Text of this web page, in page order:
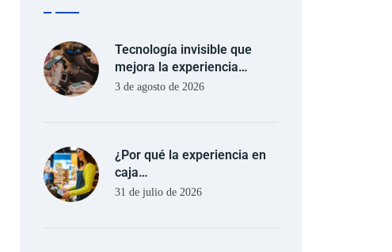
Tecnología invisible que
mejora la experiencia…
3 de agosto de 2026
¿Por qué la experiencia en
caja…
31 de julio de 2026